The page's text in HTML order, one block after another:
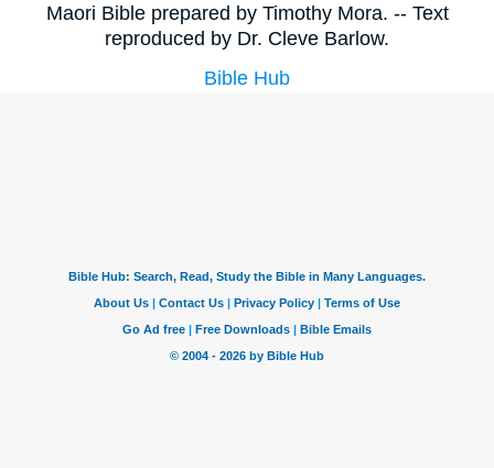
Maori Bible prepared by Timothy Mora. -- Text
reproduced by Dr. Cleve Barlow.
Bible Hub